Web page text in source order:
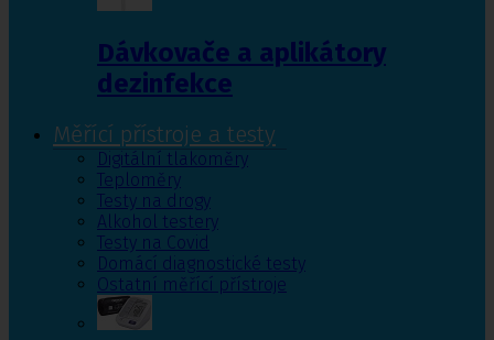
Dávkovače a aplikátory
dezinfekce
Měřící přístroje a testy
Digitální tlakoměry
Teploměry
Testy na drogy
Alkohol testery
Testy na Covid
Domácí diagnostické testy
Ostatní měřící přístroje